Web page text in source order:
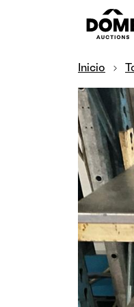
Inicio